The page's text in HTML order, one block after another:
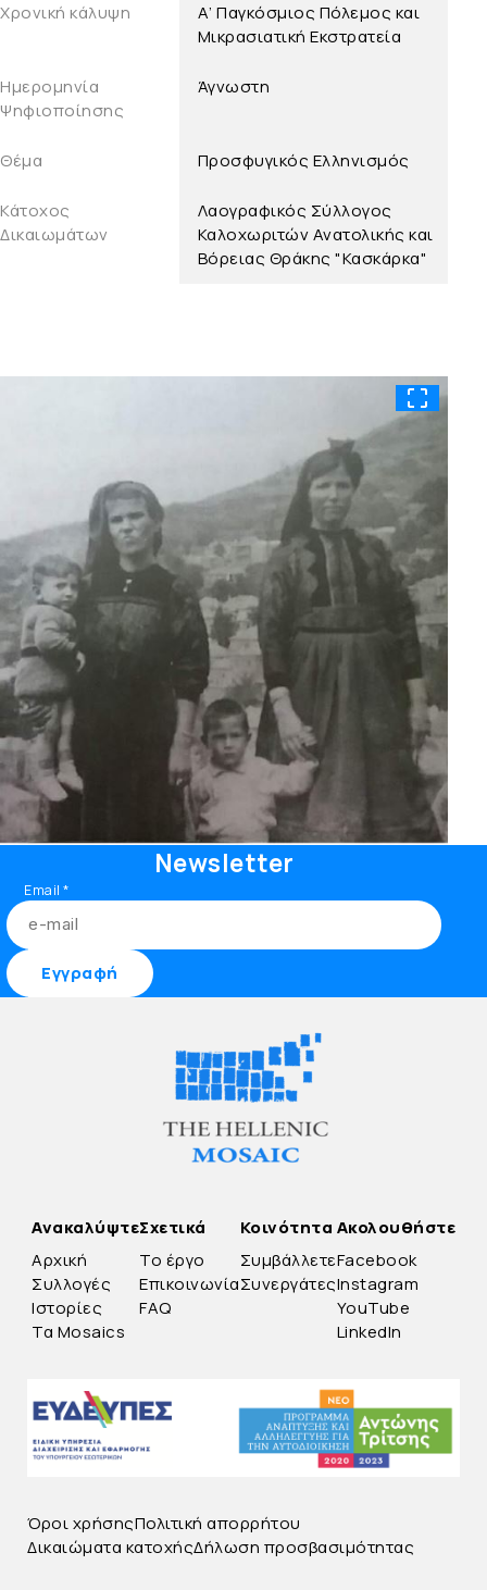
Χρονική κάλυψη
Α’ Παγκόσμιος Πόλεμος και
Μικρασιατική Εκστρατεία
Ημερομηνία
Ψηφιοποίησης
Άγνωστη
Θέμα Προσφυγικός Ελληνισμός
Κάτοχος
Δικαιωμάτων
Λαογραφικός Σύλλογος
Καλοχωριτών Ανατολικής και
Βόρειας Θράκης "Κασκάρκα"
Newsletter
Email*
Ανακαλύψτε
Αρχική
Συλλογές
Ιστορίες
Τα Mosaics
Σχετικά
Το έργο
Επικοινωνία
FAQ
Κοινότητα
Συμβάλλετε
Συνεργάτες
Ακολουθήστε
Facebook
Instagram
YouTube
LinkedIn
Όροι χρήσηςΠολιτική απορρήτου
Δικαιώματα κατοχήςΔήλωση προσβασιμότητας